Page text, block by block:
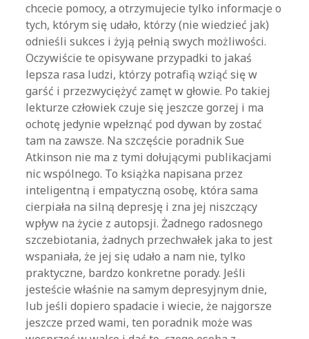
chcecie pomocy, a otrzymujecie tylko informacje o
tych, którym się udało, którzy (nie wiedzieć jak)
odnieśli sukces i żyją pełnią swych możliwości.
Oczywiście te opisywane przypadki to jakaś
lepsza rasa ludzi, którzy potrafią wziąć się w
garść i przezwyciężyć zamęt w głowie. Po takiej
lekturze człowiek czuje się jeszcze gorzej i ma
ochotę jedynie wpełznąć pod dywan by zostać
tam na zawsze. Na szczęście poradnik Sue
Atkinson nie ma z tymi dołującymi publikacjami
nic wspólnego. To książka napisana przez
inteligentną i empatyczną osobę, która sama
cierpiała na silną depresję i zna jej niszczący
wpływ na życie z autopsji. Żadnego radosnego
szczebiotania, żadnych przechwałek jaka to jest
wspaniała, że jej się udało a nam nie, tylko
praktyczne, bardzo konkretne porady. Jeśli
jesteście właśnie na samym depresyjnym dnie,
lub jeśli dopiero spadacie i wiecie, że najgorsze
jeszcze przed wami, ten poradnik może was